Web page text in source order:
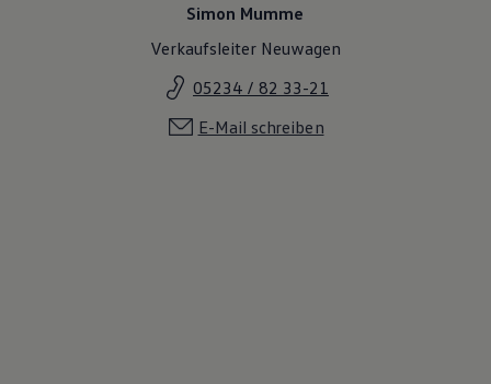
Simon Mumme
Verkaufsleiter Neuwagen
05234 / 82 33-21
E-Mail schreiben